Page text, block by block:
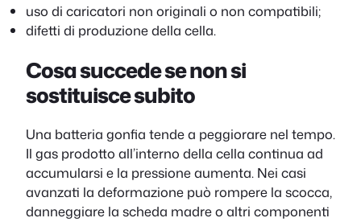
uso di caricatori non originali o non compatibili;
difetti di produzione della cella.
Cosa succede se non si
sostituisce subito
Una batteria gonfia tende a peggiorare nel tempo.
Il gas prodotto all’interno della cella continua ad
accumularsi e la pressione aumenta. Nei casi
avanzati la deformazione può rompere la scocca,
danneggiare la scheda madre o altri componenti